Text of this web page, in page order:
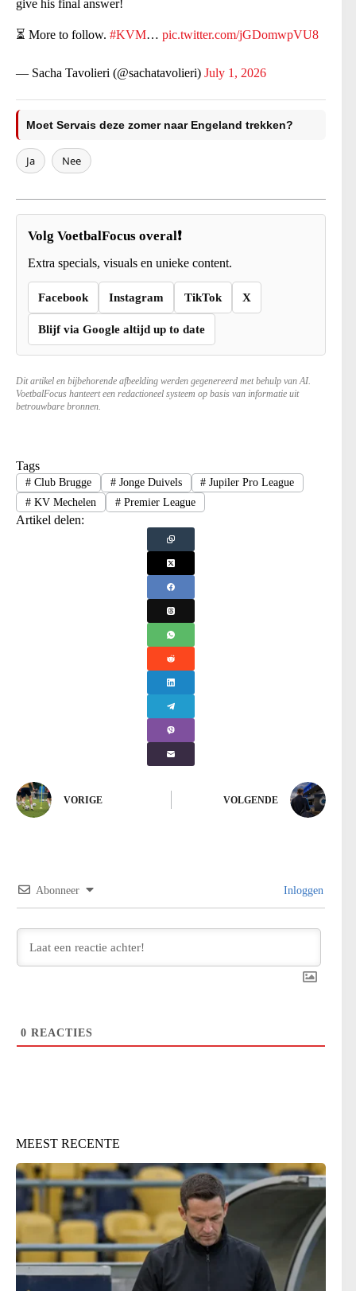
give his final answer!
⏳ More to follow. #KVM… pic.twitter.com/jGDomwpVU8
— Sacha Tavolieri (@sachatavolieri) July 1, 2026
Moet Servais deze zomer naar Engeland trekken?
Ja Nee
Volg VoetbalFocus overal❗
Extra specials, visuals en unieke content.
Facebook Instagram TikTok X
Blijf via Google altijd up to date
Dit artikel en bijbehorende afbeelding werden gegenereerd met behulp van AI.
VoetbalFocus hanteert een redactioneel systeem op basis van informatie uit
betrouwbare bronnen.
Tags
#Club Brugge #Jonge Duivels # Jupiler Pro League
#KV Mechelen #Premier League
Artikel delen:
VORIGE VOLGENDE
Abonneer Inloggen
0 REACTIES
MEEST RECENTE